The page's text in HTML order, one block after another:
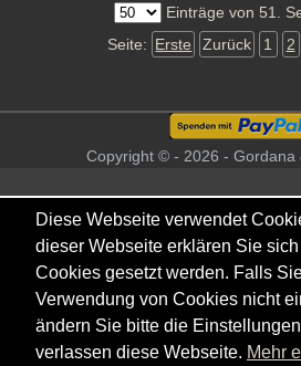
Einträge von 51.
Seite: Erste Zurück 1 2
Copyright © - 2026 - Gordana
Diese Webseite verwendet
dieser Webseite erklären Sie
Cookies gesetzt werden. Falls
Verwendung von Cookies nicht
ändern Sie bitte die
verlassen diese Webseite. Mehr